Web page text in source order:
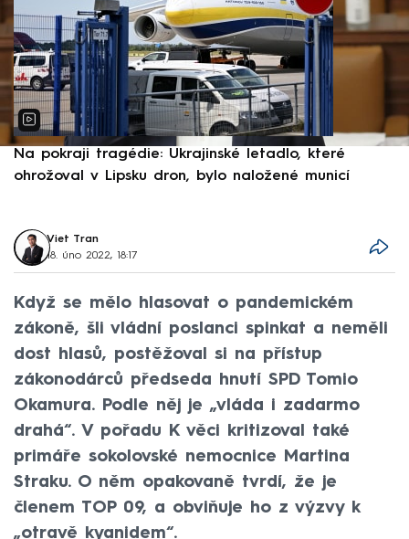
Na pokraji tragédie: Ukrajinské letadlo, které
ohrožoval v Lipsku dron, bylo naložené municí
Viet Tran
18. úno 2022, 18:17
Když se mělo hlasovat o pandemickém
zákoně, šli vládní poslanci spinkat a neměli
dost hlasů, postěžoval si na přístup
zákonodárců předseda hnutí SPD Tomio
Okamura. Podle něj je „vláda i zadarmo
drahá“. V pořadu K věci kritizoval také
primáře sokolovské nemocnice Martina
Straku. O něm opakovaně tvrdí, že je
členem TOP 09, a obviňuje ho z výzvy k
„otravě kyanidem“.